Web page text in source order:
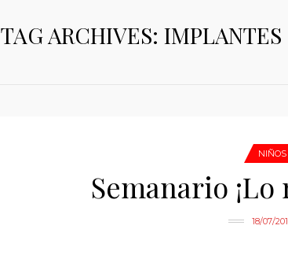
TAG ARCHIVES: IMPLANTES
NIÑOS
Semanario ¡Lo
18/07/